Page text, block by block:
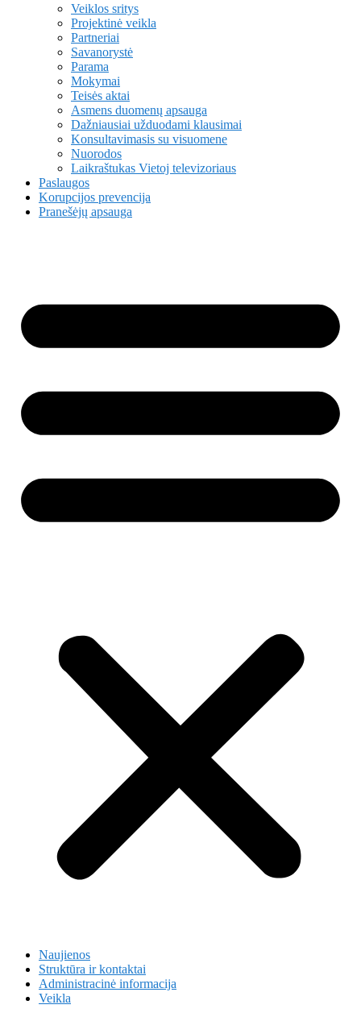
Veiklos sritys
Projektinė veikla
Partneriai
Savanorystė
Parama
Mokymai
Teisės aktai
Asmens duomenų apsauga
Dažniausiai užduodami klausimai
Konsultavimasis su visuomene
Nuorodos
Laikraštukas Vietoj televizoriaus
Paslaugos
Korupcijos prevencija
Pranešėjų apsauga
Naujienos
Struktūra ir kontaktai
Administracinė informacija
Veikla